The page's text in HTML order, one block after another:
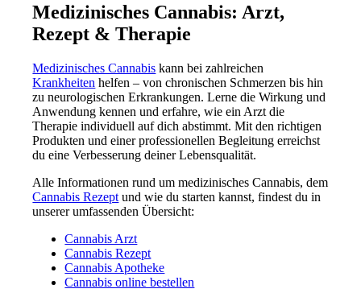
Medizinisches Cannabis: Arzt,
Rezept & Therapie
Medizinisches Cannabis kann bei zahlreichen
Krankheiten helfen – von chronischen Schmerzen bis hin
zu neurologischen Erkrankungen. Lerne die Wirkung und
Anwendung kennen und erfahre, wie ein Arzt die
Therapie individuell auf dich abstimmt. Mit den richtigen
Produkten und einer professionellen Begleitung erreichst
du eine Verbesserung deiner Lebensqualität.
Alle Informationen rund um medizinisches Cannabis, dem
Cannabis Rezept und wie du starten kannst, findest du in
unserer umfassenden Übersicht:
Cannabis Arzt
Cannabis Rezept
Cannabis Apotheke
Cannabis online bestellen